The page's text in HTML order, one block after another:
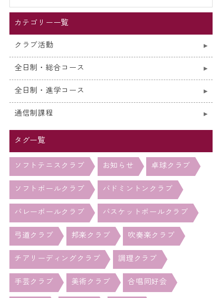
カテゴリー一覧
クラブ活動
全日制・総合コース
全日制・進学コース
通信制課程
タグ一覧
ソフトテニスクラブ お知らせ 卓球クラブ
ソフトボールクラブ バドミントンクラブ
バレーボールクラブ バスケットボールクラブ
弓道クラブ 邦楽クラブ 吹奏楽クラブ
チアリーディングクラブ 調理クラブ
手芸クラブ 美術クラブ 合唱同好会